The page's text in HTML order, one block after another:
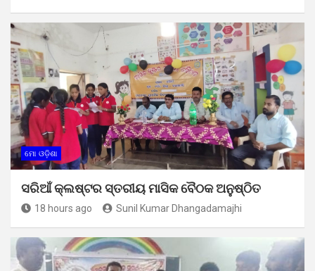
ମୋ ଓଡ଼ିଶା
ସରିଆଁ କ୍ଲଷ୍ଟର ସ୍ତରୀୟ ମାସିକ ବୈଠକ ଅନୁଷ୍ଠିତ
18 hours ago Sunil Kumar Dhangadamajhi